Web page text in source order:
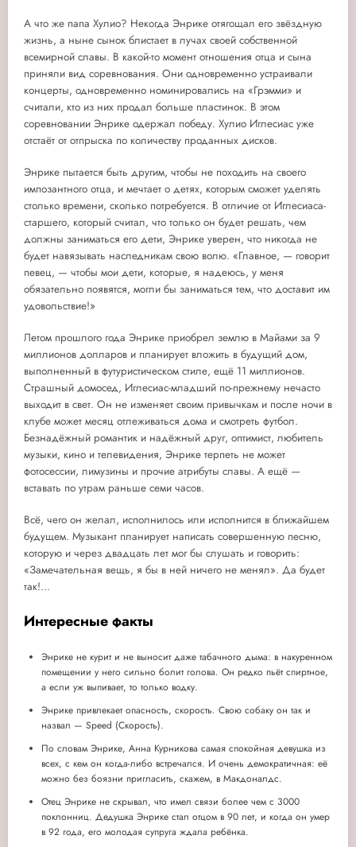
А что же папа Хулио? Некогда Энрике отягощал его звёздную
жизнь, а ныне сынок блистает в лучах своей собственной
всемирной славы. В какой-то момент отношения отца и сына
приняли вид соревнования. Они одновременно устраивали
концерты, одновременно номинировались на «Грэмми» и
считали, кто из них продал больше пластинок. В этом
соревновании Энрике одержал победу. Хулио Иглесиас уже
отстаёт от отпрыска по количеству проданных дисков.
Энрике пытается быть другим, чтобы не походить на своего
импозантного отца, и мечтает о детях, которым сможет уделять
столько времени, сколько потребуется. В отличие от Иглесиаса-
старшего, который считал, что только он будет решать, чем
должны заниматься его дети, Энрике уверен, что никогда не
будет навязывать наследникам свою волю. «Главное, — говорит
певец, — чтобы мои дети, которые, я надеюсь, у меня
обязательно появятся, могли бы заниматься тем, что доставит им
удовольствие!»
Летом прошлого года Энрике приобрел землю в Майами за 9
миллионов долларов и планирует вложить в будущий дом,
выполненный в футуристическом стиле, ещё 11 миллионов.
Страшный домосед, Иглесиас-младший по-прежнему нечасто
выходит в свет. Он не изменяет своим привычкам и после ночи в
клубе может месяц отлеживаться дома и смотреть футбол.
Безнадёжный романтик и надёжный друг, оптимист, любитель
музыки, кино и телевидения, Энрике терпеть не может
фотосессии, лимузины и прочие атрибуты славы. А ещё —
вставать по утрам раньше семи часов.
Всё, чего он желал, исполнилось или исполнится в ближайшем
будущем. Музыкант планирует написать совершенную песню,
которую и через двадцать лет мог бы слушать и говорить:
«Замечательная вещь, я бы в ней ничего не менял». Да будет
так!...
Интересные факты
Энрике не курит и не выносит даже табачного дыма: в накуренном
помещении у него сильно болит голова. Он редко пьёт спиртное,
а если уж выпивает, то только водку.
Энрике привлекает опасность, скорость. Свою собаку он так и
назвал — Speed (Скорость).
По словам Энрике, Анна Курникова самая спокойная девушка из
всех, с кем он когда-либо встречался. И очень демократичная: её
можно без боязни пригласить, скажем, в Макдоналдс.
Отец Энрике не скрывал, что имел связи более чем с 3000
поклонниц. Дедушка Энрике стал отцом в 90 лет, и когда он умер
в 92 года, его молодая супруга ждала ребёнка.